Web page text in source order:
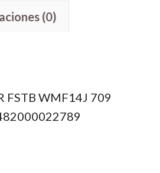
cantidad
(0)
FSTB WMF14J 709